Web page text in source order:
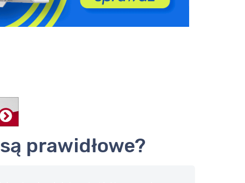
prawidłowe?